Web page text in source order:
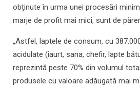
obținute în urma unei procesări
marje de profit mai mici, sunt de
„Astfel, laptele de consum, cu
acidulate (iaurt, sana, chefir, lapte
reprezintă peste 70% din volumul
produsele cu valoare adăugată mai